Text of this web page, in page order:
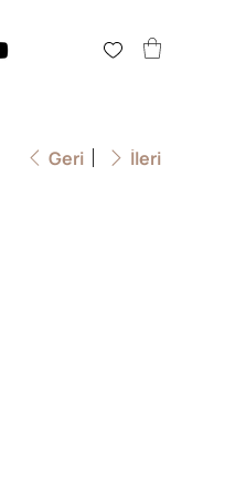
Geri İleri